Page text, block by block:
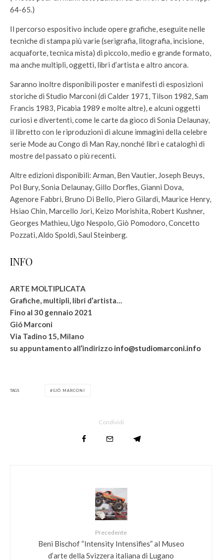
64-65.)
Il percorso espositivo include opere grafiche, eseguite nelle
tecniche di stampa più varie (serigrafia, litografia, incisione,
acquaforte, tecnica mista) di piccolo, medio e grande formato,
ma anche multipli, oggetti, libri d’artista e altro ancora.
Saranno inoltre disponibili poster e manifesti di esposizioni
storiche di Studio Marconi (di Calder 1971, Tilson 1982, Sam
Francis 1983, Picabia 1989 e molte altre), e alcuni oggetti
curiosi e divertenti, come le carte da gioco di Sonia Delaunay,
il libretto con le riproduzioni di alcune immagini della celebre
serie Mode au Congo di Man Ray, nonché libri e cataloghi di
mostre del passato o più recenti.
Altre edizioni disponibili: Arman, Ben Vautier, Joseph Beuys,
Pol Bury, Sonia Delaunay, Gillo Dorfles, Gianni Dova,
Agenore Fabbri, Bruno Di Bello, Piero Gilardi, Maurice Henry,
Hsiao Chin, Marcello Jori, Keizo Morishita, Robert Kushner,
Georges Mathieu, Ugo Nespolo, Giò Pomodoro, Concetto
Pozzati, Aldo Spoldi, Saul Steinberg.
INFO
ARTE MOLTIPLICATA
Grafiche, multipli, libri d’artista…
Fino al 30 gennaio 2021
Gió Marconi
Via Tadino 15, Milano
su appuntamento all’indirizzo info@studiomarconi.info
TAGS GIÓ MARCONI
Condividi
Precedente
Beni Bischof “Intensity Intensifies” al Museo
d’arte della Svizzera italiana di Lugano